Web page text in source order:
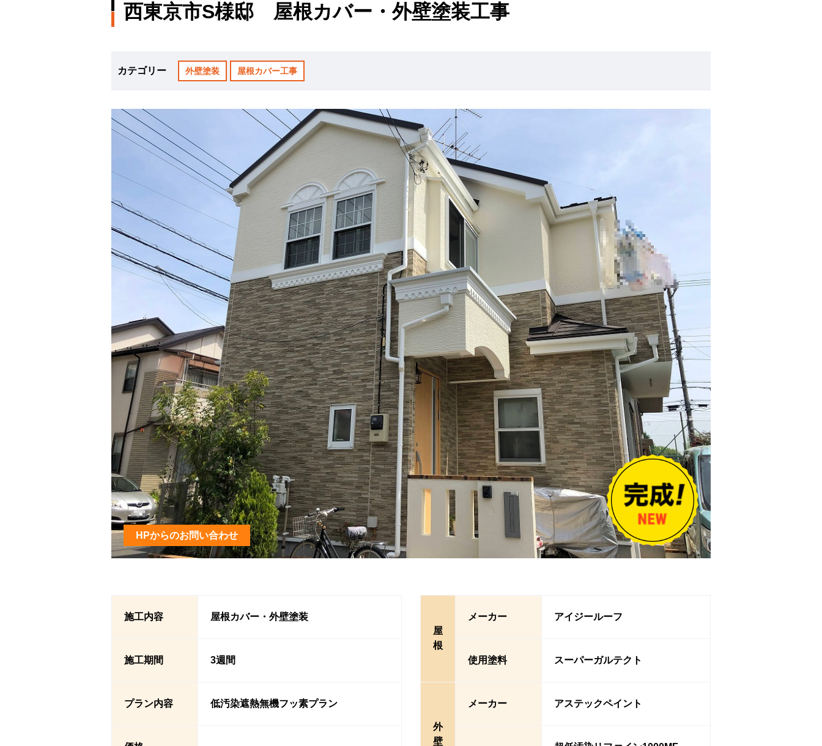
西東京市S様邸 屋根カバー・外壁塗装工事
カテゴリー 外壁塗装 屋根カバー工事
HPからのお問い合わせ
施工内容 屋根カバー・外壁塗装
施工期間 3週間
プラン内容 低汚染遮熱無機フッ素プラン
屋
根
メーカー アイジールーフ
使用塗料 スーパーガルテクト
外
壁
メーカー アステックペイント